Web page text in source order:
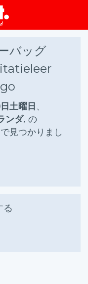
バッグ
土曜日、
ンダ, の
で見つかりまし
る